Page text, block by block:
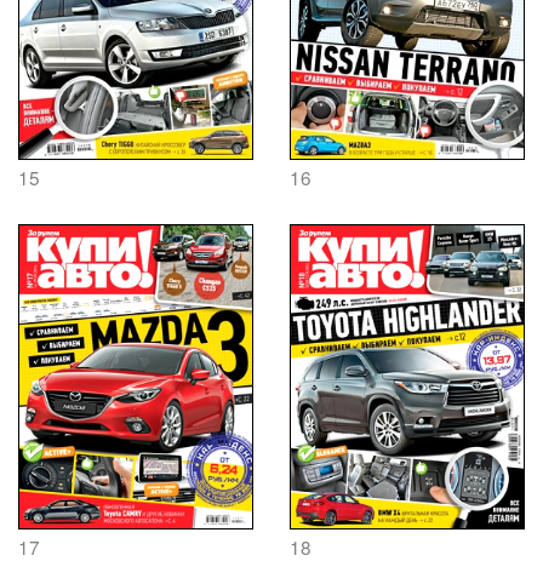
15 16
17 18